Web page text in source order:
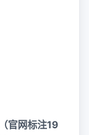
官网标注19